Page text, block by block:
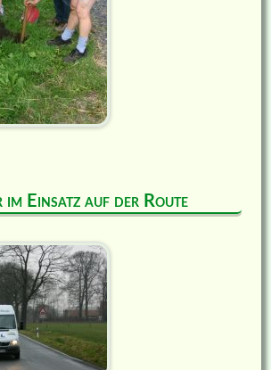
im Einsatz auf der Route